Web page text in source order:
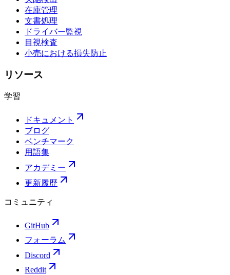
在庫管理
文書処理
ドライバー監視
目視検査
小売における損失防止
リソース
学習
ドキュメント
ブログ
ベンチマーク
用語集
アカデミー
更新履歴
コミュニティ
GitHub
フォーラム
Discord
Reddit